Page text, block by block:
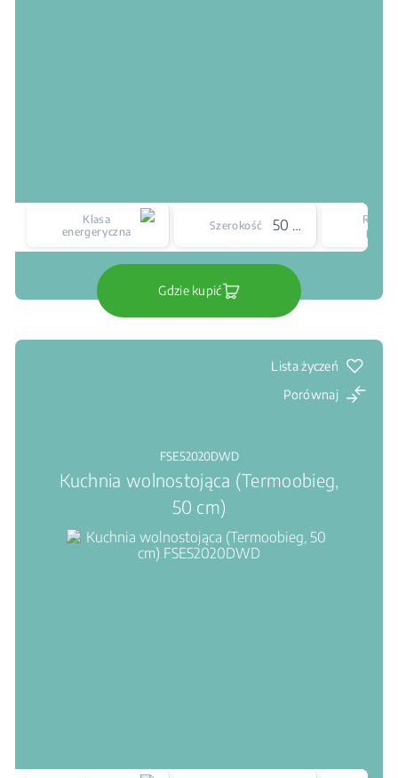
Klasa
energeryczna
Szerokość 50 cm
Rodzaj
płyty
Gdzie kupić
Lista życzeń
Porównaj
FSE52020DWD
Kuchnia wolnostojąca (Termoobieg,
50 cm)